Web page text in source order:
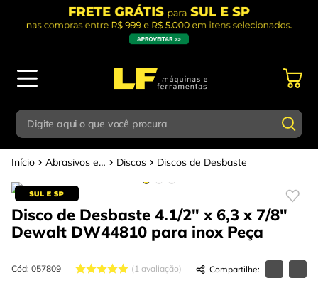
Digite aqui o que você procura
Digite aqui o que você procura
Abrasivos e Polimentos Discos Discos de Desbaste
Disco de Desbaste 4.1/2" x 6,3 x 7/8"
Dewalt DW44810 para inox Peça
Cód: 057809 1 avaliação
Termos mais buscados
1º parafusadeira
2º caixa ferramentas
4º escada
Termos mais buscados
º parafusadeira
º caixa ferramentas